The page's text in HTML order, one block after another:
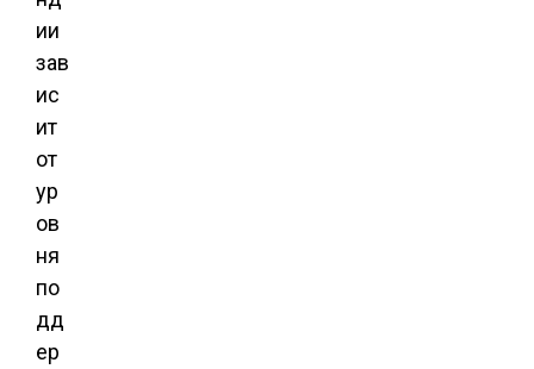
ии
зав
ис
ит
от
ур
ов
ня
по
дд
ер